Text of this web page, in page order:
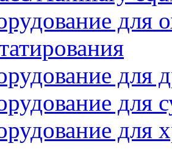
для
для
для
для